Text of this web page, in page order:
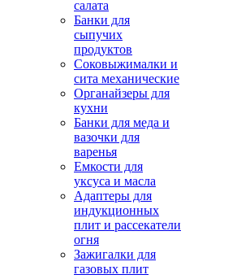
салата
Банки для
сыпучих
продуктов
Соковыжималки и
сита механические
Органайзеры для
кухни
Банки для меда и
вазочки для
варенья
Емкости для
уксуса и масла
Адаптеры для
индукционных
плит и рассекатели
огня
Зажигалки для
газовых плит